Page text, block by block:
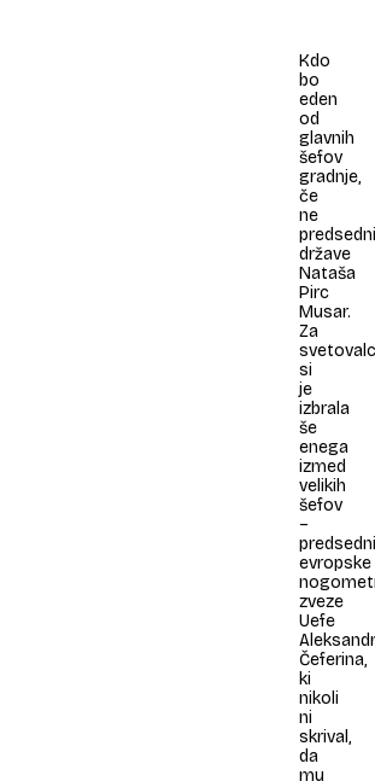
Kdo
bo
eden
od
glavnih
šefov
gradnje,
če
ne
države
Nataša
Pirc
Musar.
Za
si
je
izbrala
še
enega
izmed
velikih
šefov
–
evropske
zveze
Uefe
Čeferina,
ki
nikoli
ni
skrival,
da
mu